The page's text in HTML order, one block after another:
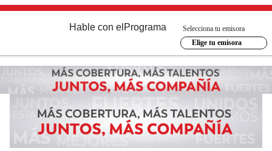
Hable con el Programa
Selecciona tu emisora
Elige tu emisora